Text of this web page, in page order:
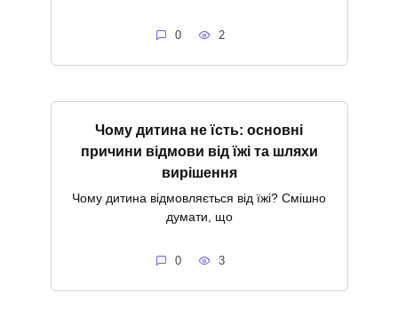
0 2
Чому дитина не їсть: основні
причини відмови від їжі та шляхи
вирішення
Чому дитина відмовляється від їжі? Смішно
думати, що
0 3